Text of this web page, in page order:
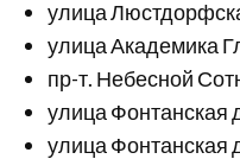
улица
улица Академика
пр-т. Небесной
улица Фонтанская
улица Фонтанская